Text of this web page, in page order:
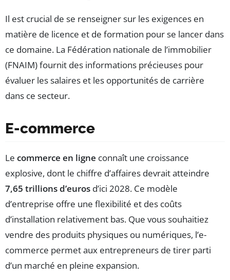
Il est crucial de se renseigner sur les exigences en
matière de licence et de formation pour se lancer dans
ce domaine. La Fédération nationale de l’immobilier
(FNAIM) fournit des informations précieuses pour
évaluer les salaires et les opportunités de carrière
dans ce secteur.
E-commerce
Le commerce en ligne connaît une croissance
explosive, dont le chiffre d’affaires devrait atteindre
7,65 trillions d’euros d’ici 2028. Ce modèle
d’entreprise offre une flexibilité et des coûts
d’installation relativement bas. Que vous souhaitiez
vendre des produits physiques ou numériques, l’e-
commerce permet aux entrepreneurs de tirer parti
d’un marché en pleine expansion.